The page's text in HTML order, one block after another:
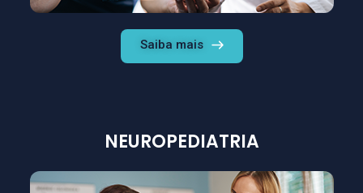
Saiba mais
NEUROPEDIATRIA